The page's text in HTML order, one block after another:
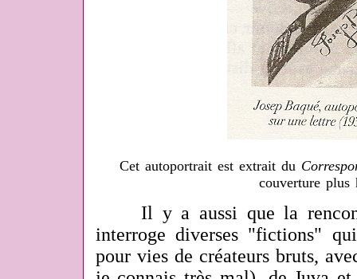
Cet autoportrait est extrait du
couverture
Il y a aussi que la
interroge diverses "fictions"
pour vies de créateurs bruts,